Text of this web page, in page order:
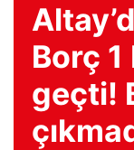
Borç 1
geçti!